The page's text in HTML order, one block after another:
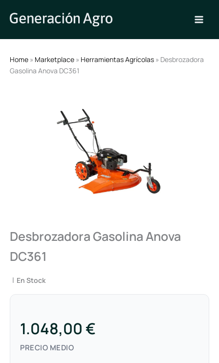
Home » Marketplace » Herramientas Agrícolas » Desbrozadora
Gasolina Anova DC361
Desbrozadora Gasolina Anova
DC361
| En Stock
1.048,00 €
PRECIO MEDIO